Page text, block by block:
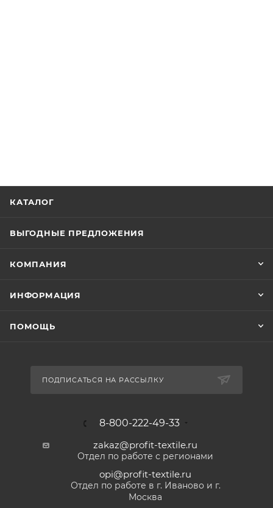
КАТАЛОГ
ВЫГОДНЫЕ ПРЕДЛОЖЕНИЯ
КОМПАНИЯ
ИНФОРМАЦИЯ
ПОМОЩЬ
ПОДПИСАТЬСЯ НА РАССЫЛКУ
8-800-222-49-33
zakaz@profit-textile.ru
Отдел по работе с регионами
opi@profit-textile.ru
Отдел по работе в г. Иваново и г.
Москва